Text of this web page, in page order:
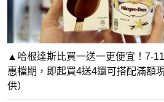
▲哈根達斯比買一送一更便宜！7-
惠檔期，即起買4送4還可搭配滿額
供）